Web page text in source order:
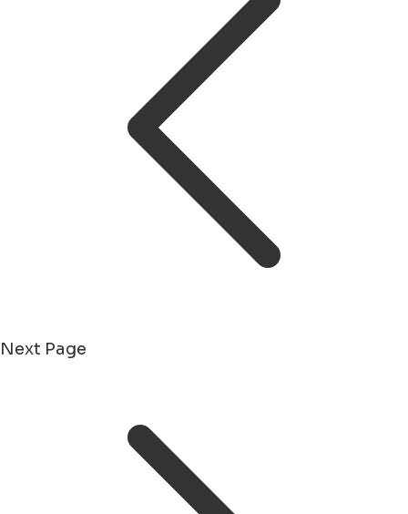
Next Page